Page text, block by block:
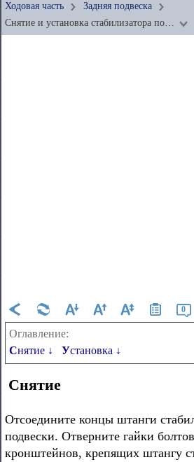
Ходовая часть
Задняя подвеска
Снятие и установка стабилизатора по…
0
Оглавление:
Снятие ↓
Установка ↓
Снятие
Отсоедините концы штанги
подвески. Отверните гайки
кронштейнов, крепящих штангу